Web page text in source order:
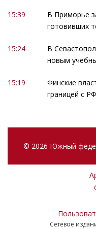
15:39
В Приморье
готовивших
15:24
В
новым
15:19
Финские
границей с РФ
© 2026 Южный
Сетевое